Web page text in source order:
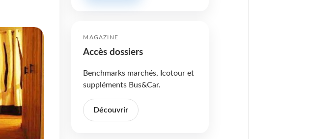
MAGAZINE
Accès dossiers
Benchmarks marchés, Icotour et
suppléments Bus&Car.
Découvrir